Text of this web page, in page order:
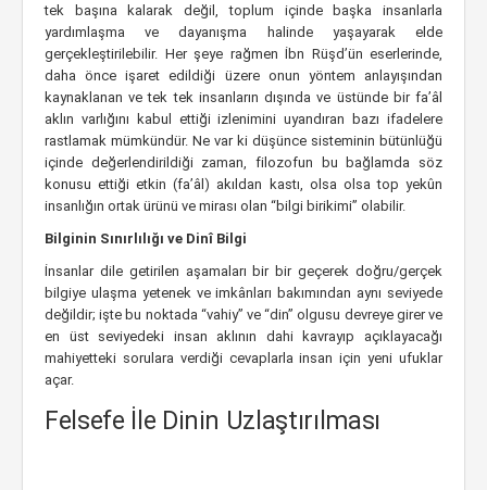
tek başına kalarak değil, toplum içinde başka insanlarla
yardımlaşma ve dayanışma halinde yaşayarak elde
gerçekleştirilebilir. Her şeye rağmen İbn Rüşd’ün eserlerinde,
daha önce işaret edildiği üzere onun yöntem anlayışından
kaynaklanan ve tek tek insanların dışında ve üstünde bir fa’âl
aklın varlığını kabul ettiği izlenimini uyandıran bazı ifadelere
rastlamak mümkündür. Ne var ki düşünce sisteminin bütünlüğü
içinde değerlendirildiği zaman, filozofun bu bağlamda söz
konusu ettiği etkin (fa’âl) akıldan kastı, olsa olsa top yekûn
insanlığın ortak ürünü ve mirası olan “bilgi birikimi” olabilir.
Bilginin Sınırlılığı ve Dinî Bilgi
İnsanlar dile getirilen aşamaları bir bir geçerek doğru/gerçek
bilgiye ulaşma yetenek ve imkânları bakımından aynı seviyede
değildir; işte bu noktada “vahiy” ve “din” olgusu devreye girer ve
en üst seviyedeki insan aklının dahi kavrayıp açıklayacağı
mahiyetteki sorulara verdiği cevaplarla insan için yeni ufuklar
açar.
Felsefe İle Dinin Uzlaştırılması